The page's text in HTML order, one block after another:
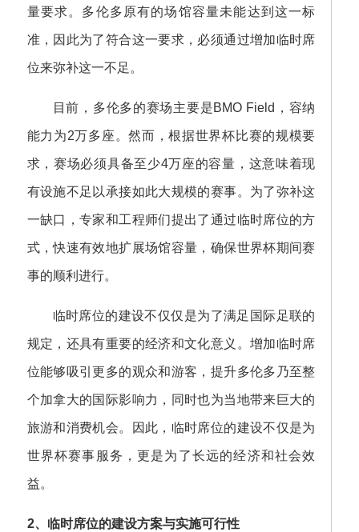
量要求。多伦多原有的场馆容量未能达到这一标
准，因此为了符合这一要求，必须通过增加临时席
位来弥补这一不足。
目前，多伦多的赛场主要是BMO Field，容纳
能力为2万多座。然而，根据世界杯比赛的规模要
求，赛场必须具备至少4万座的容量，这意味着现
有设施不足以承接如此大规模的赛事。为了弥补这
一缺口，专家和工程师们提出了通过临时席位的方
式，快速有效地扩展场馆容量，确保世界杯期间赛
事的顺利进行。
临时席位的建设不仅仅是为了满足国际足联的
规定，还具有重要的经济和文化意义。增加临时席
位能够吸引更多的观众和游客，提升多伦多乃至整
个加拿大的国际影响力，同时也为当地带来巨大的
旅游和消费机会。因此，临时席位的建设不仅是为
世界杯赛事服务，更是为了长远的经济和社会效
益。
2、临时席位的建设方案与实施可行性